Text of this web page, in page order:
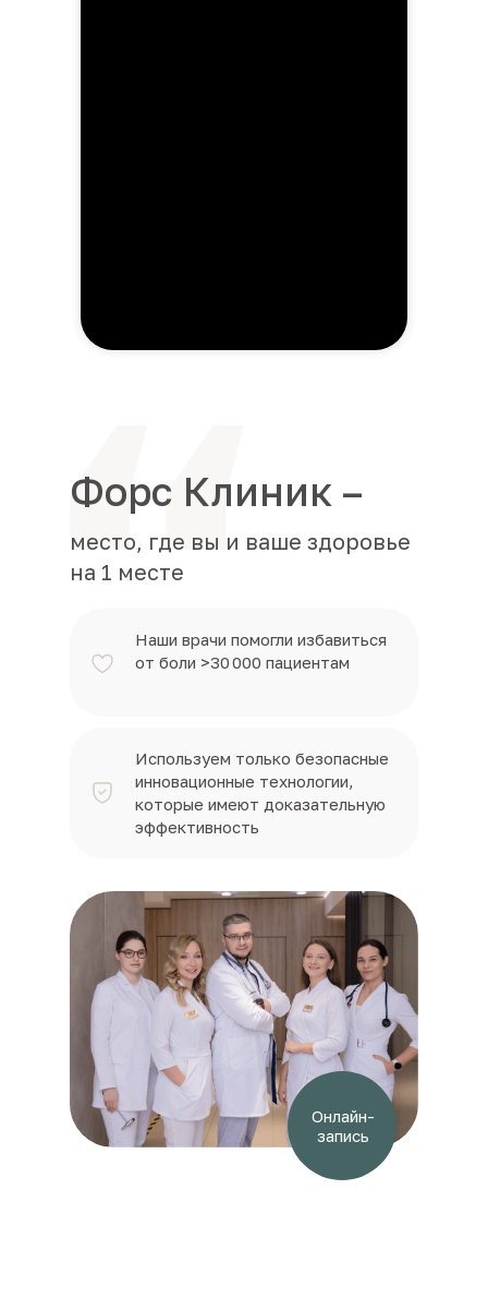
место, где вы и ваше здоровье
на 1 месте
Форс Клиник –
Наши врачи помогли избавиться
от боли >30 000 пациентам
Используем только безопасные
инновационные технологии,
которые имеют доказательную
эффективность
Онлайн-
запись